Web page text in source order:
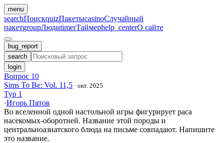
menu
searchПоискquizПакетыcasinoСлучайный
пакетgroupЛюдиtimerТаймерhelp_centerО сайте
bug_report
search
login
Вопрос 10
Sims To Be: Vol. 11,5 · окт. 2025
Тур 1
·Игорь Пятов
Во вселенной одной настольной игры фигурирует раса
насекомых-оборотней. Название этой породы и
центральноазиатского блюда на письме совпадают. Напишите
это название.